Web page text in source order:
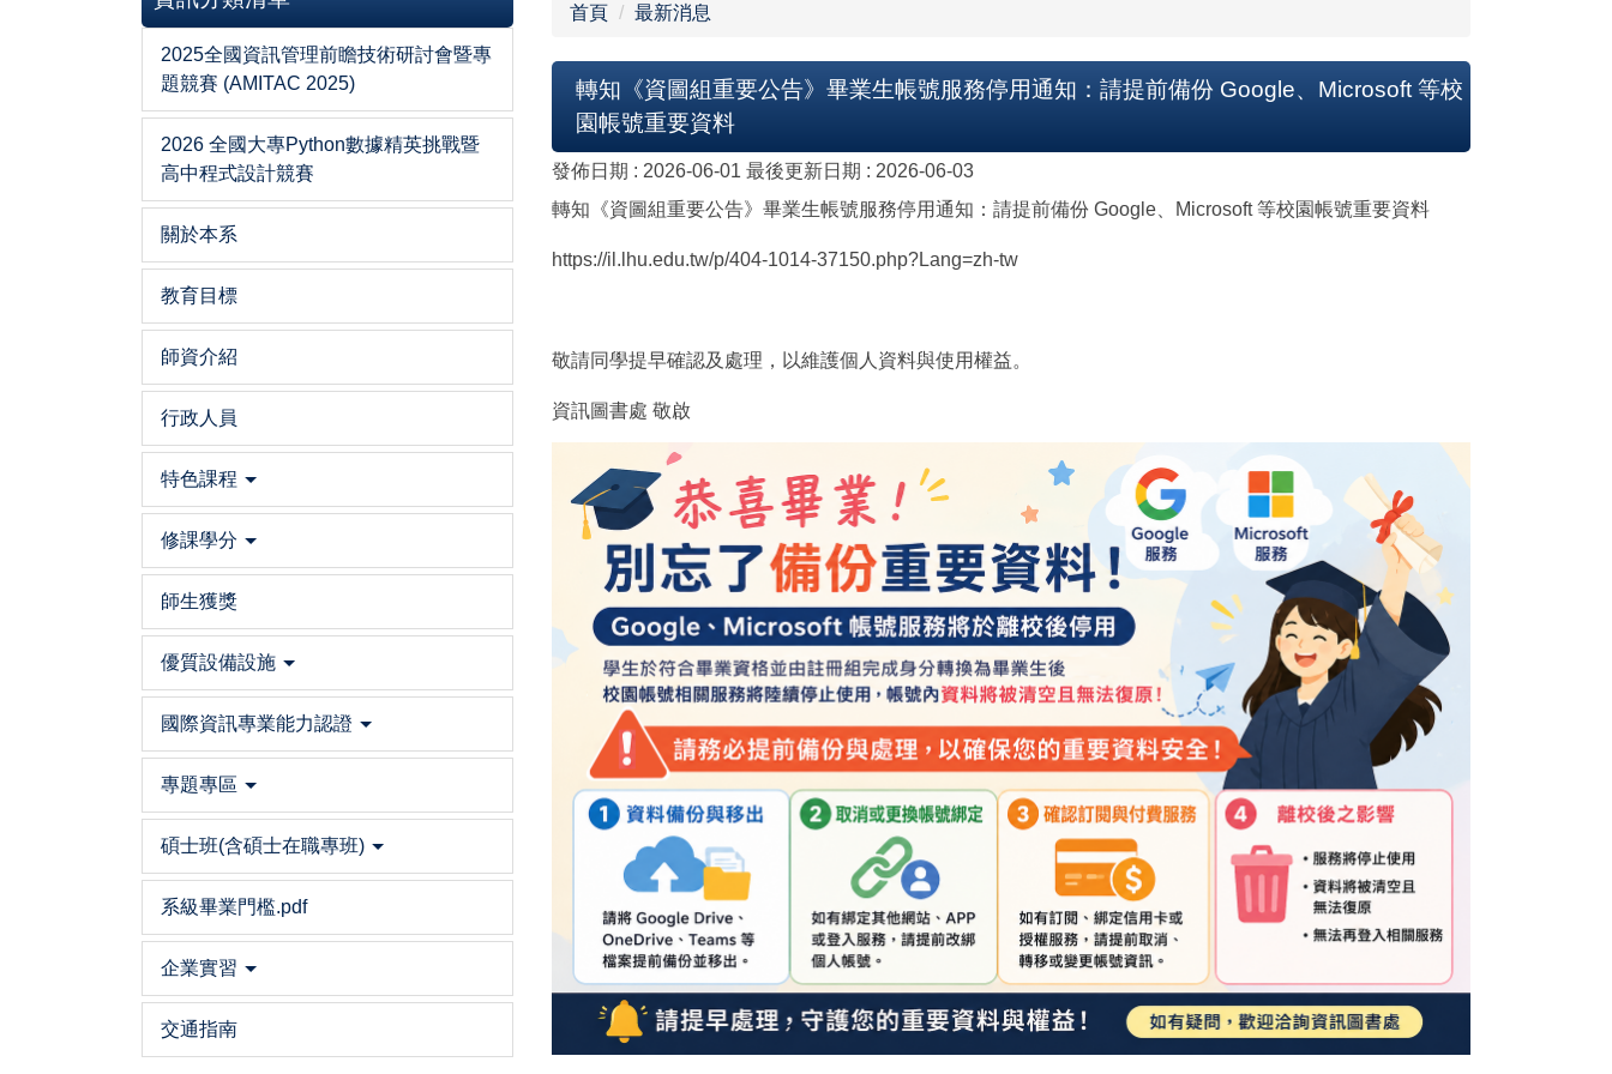
2025全國資訊管理前瞻技術研討會暨專
題競賽 (AMITAC 2025)
2026 全國大專Python數據精英挑戰暨
高中程式設計競賽
關於本系
教育目標
師資介紹
行政人員
特色課程
修課學分
師生獲獎
優質設備設施
國際資訊專業能力認證
專題專區
碩士班(含碩士在職專班)
系級畢業門檻.pdf
企業實習
交通指南
首頁 最新消息
轉知《資圖組重要公告》畢業生帳號服務停用通知：請提前備份 Google、Microsoft 等校
園帳號重要資料
發佈日期 : 2026-06-01 最後更新日期 : 2026-06-03
轉知《資圖組重要公告》畢業生帳號服務停用通知：請提前備份 Google、Microsoft 等校園帳號重要資料
https://il.lhu.edu.tw/p/404-1014-37150.php?Lang=zh-tw
敬請同學提早確認及處理，以維護個人資料與使用權益。
資訊圖書處 敬啟